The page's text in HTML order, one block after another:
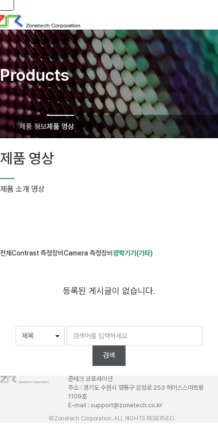
Toggle navigation
Products
제품 정보제품 영상
제품 영상
제품 소개 영상
전체 Contrast 측정장비 Camera 측정장비 광학기기(기타)
등록된 게시글이 없습니다.
검색
존테크 코포레이션
주소 : 경기도 수원시 영통구 삼성로 253 에이스스마트윙
1109호
E-mail : support@zonetech.co.kr
©Zonetech Corporation. ALL RIGHTS RESERVED.